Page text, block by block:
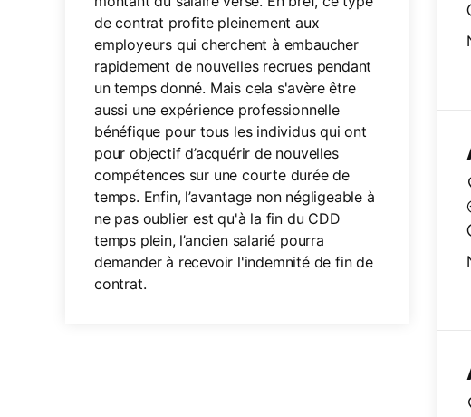
de contrat profite pleinement aux
employeurs qui cherchent à embaucher
rapidement de nouvelles recrues pendant
un temps donné. Mais cela s'avère être
aussi une expérience professionnelle
bénéfique pour tous les individus qui ont
pour objectif d’acquérir de nouvelles
compétences sur une courte durée de
temps. Enfin, l’avantage non négligeable à
ne pas oublier est qu'à la fin du CDD
temps plein, l’ancien salarié pourra
demander à recevoir l'indemnité de fin de
contrat.